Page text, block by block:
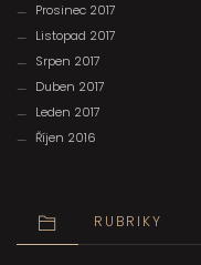
Prosinec 2017
Listopad 2017
Srpen 2017
Duben 2017
Leden 2017
Říjen 2016
RUBRIKY